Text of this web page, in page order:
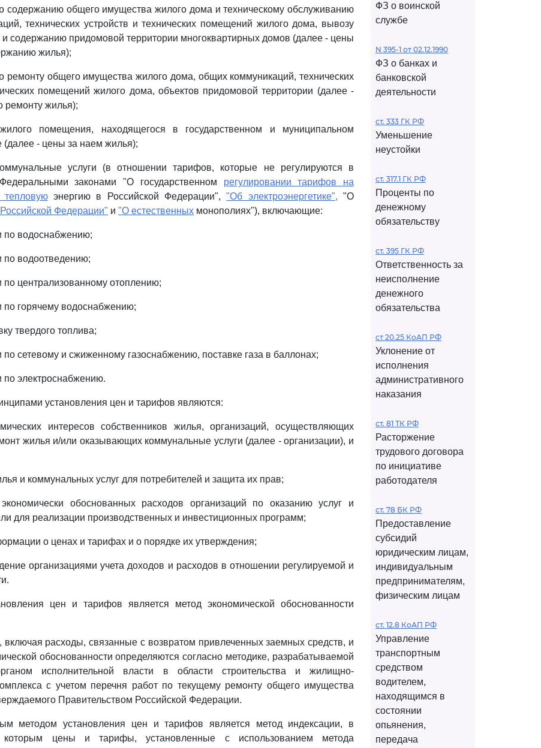
содержанию общего имущества жилого дома и техническому обслуживанию
технических устройств и технических помещений жилого дома, вывозу
содержанию придомовой территории многоквартирных домов (далее - цены
жилья);
ремонту общего имущества жилого дома, общих коммуникаций, технических
помещений жилого дома, объектов придомовой территории (далее -
ремонту жилья);
помещения, находящегося в государственном и муниципальном
- цены за наем жилья);
услуги (в отношении тарифов, которые не регулируются в
законами "О государственном регулировании тарифов на
тепловуюэнергию в Российской Федерации","Об электроэнергетике", "О
Федерации" и "О естественных монополиях"), включающие:
по водоснабжению;
по водоотведению;
по централизованному отоплению;
по горячему водоснабжению;
твердого топлива;
сетевому и сжиженному газоснабжению, поставке газа в баллонах;
по электроснабжению.
установления цен и тарифов являются:
интересов собственников жилья, организаций, осуществляющих
жилья и/или оказывающих коммунальные услуги (далее - организации), и
и коммунальных услуг для потребителей и защита их прав;
обоснованных расходов организаций по оказанию услуг и
для реализации производственных и инвестиционных программ;
о ценах и тарифах и о порядке их утверждения;
организациями учета доходов и расходов в отношении регулируемой и
цен и тарифов является метод экономической обоснованности
включая расходы, связанные с возвратом привлеченных заемных средств, и
обоснованности определяются согласно методике, разрабатываемой
исполнительной власти в области строительства и жилищно-
с учетом перечня работ по текущему ремонту общего имущества
Правительством Российской Федерации.
методом установления цен и тарифов является метод индексации, в
которым цены и тарифы, установленные с использованием метода
ФЗ о воинской
службе
N 395-1 от 02.12.1990
ФЗ о банках и
банковской
деятельности
ст. 333 ГК РФ
Уменьшение
неустойки
ст. 317.1 ГК РФ
Проценты по
денежному
обязательству
ст. 395 ГК РФ
Ответственность за
неисполнение
денежного
обязательства
ст 20.25 КоАП РФ
Уклонение от
исполнения
административного
наказания
ст. 81 ТК РФ
Расторжение
трудового договора
по инициативе
работодателя
ст. 78 БК РФ
Предоставление
субсидий
юридическим лицам,
индивидуальным
предпринимателям,
физическим лицам
ст. 12.8 КоАП РФ
Управление
транспортным
средством
водителем,
находящимся в
состоянии
опьянения,
передача